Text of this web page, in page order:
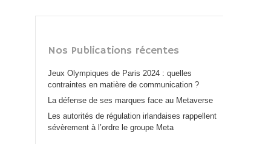
Nos Publications récentes
Jeux Olympiques de Paris 2024 : quelles
contraintes en matière de communication ?
La défense de ses marques face au Metaverse
Les autorités de régulation irlandaises rappellent
sévèrement à l’ordre le groupe Meta